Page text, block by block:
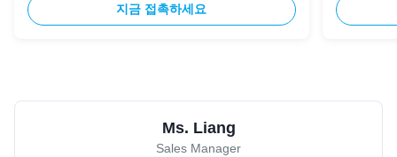
지금 접촉하세요
Ms. Liang
Sales Manager